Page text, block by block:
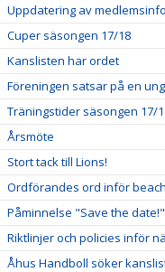
Uppdatering av
Cuper säsongen 17/18
Kanslisten har ordet
Föreningen satsar på en
Träningstider säsongen 17/
Årsmöte
Stort tack till Lions!
Ordförandes ord inför
Påminnelse "Save the date!"
Riktlinjer och policies inför
Åhus Handboll söker